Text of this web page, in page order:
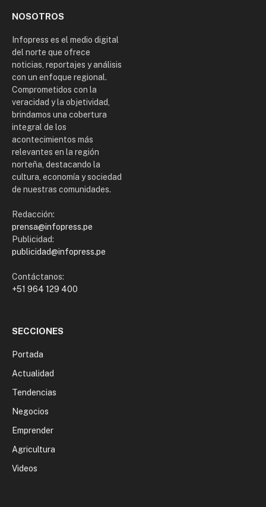
NOSOTROS
Infopress es el medio digital
del norte que ofrece
noticias, reportajes y análisis
con un enfoque regional.
Comprometidos con la
veracidad y la objetividad,
brindamos una cobertura
integral de los
acontecimientos más
relevantes en la región
norteña, destacando la
cultura, economía y sociedad
de nuestras comunidades.
Redacción:
prensa@infopress.pe
Publicidad:
publicidad@infopress.pe
Contáctanos:
+51 964 129 400
SECCIONES
Portada
Actualidad
Tendencias
Negocios
Emprender
Agricultura
Videos